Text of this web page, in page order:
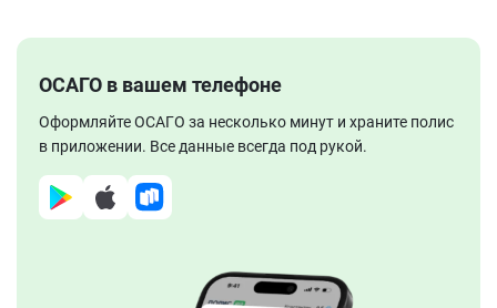
ОСАГО в вашем телефоне
Оформляйте ОСАГО за несколько минут и храните полис
в приложении. Все данные всегда под рукой.